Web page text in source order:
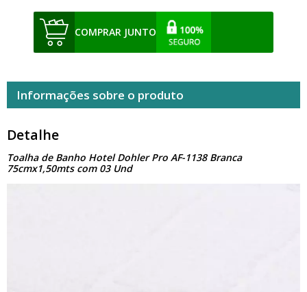
COMPRAR JUNTO
Informações sobre o produto
Detalhe
Toalha de Banho Hotel Dohler Pro AF-1138 Branca
75cmx1,50mts com 03 Und